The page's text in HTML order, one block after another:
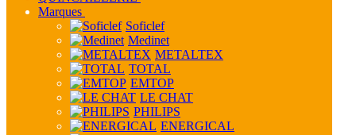
Marques
Soficlef
Medinet
METALTEX
TOTAL
EMTOP
LE CHAT
PHILIPS
ENERGICAL